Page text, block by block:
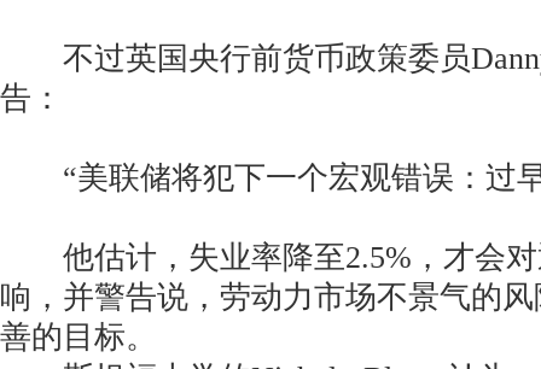
不过英国央行前货币政策委员
告：
“美联储将犯下一个宏观错误：过
他估计，失业率降至2.5%，才会对
响，并警告说，劳动力市场不景气的
善的目标。